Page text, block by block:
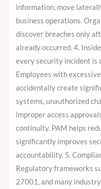
information, move
business operations.
discover breaches only
already occurred. 4.
every security incident is
Employees with
accidentally create
systems, unauthorized
improper access
continuity. PAM helps
significantly improves
accountability. 5.
Regulatory frameworks
27001, and many